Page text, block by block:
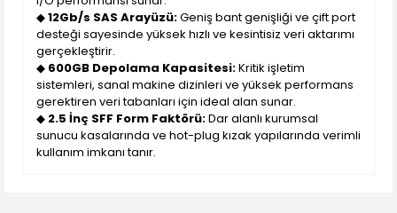
◆12Gb/s SAS Arayüzü:Geniş bant genişliği ve çift port
desteği sayesinde yüksek hızlı ve kesintisiz veri aktarımı
gerçekleştirir.
◆ 600GB Depolama Kapasitesi:Kritik işletim
sistemleri, sanal makine dizinleri ve yüksek performans
gerektiren veri tabanları için ideal alan sunar.
◆ 2.5 İnç SFF Form Faktörü:Dar alanlı kurumsal
sunucu kasalarında ve hot-plug kızak yapılarında verimli
kullanım imkanı tanır.